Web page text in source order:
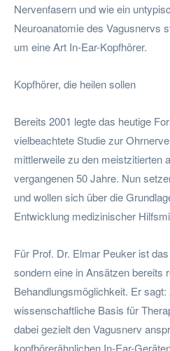
Nervenfasern und wie ein
Neuroanatomie des Vagusnervs
um eine Art In-Ear-Kopfhörer.
Kopfhörer, die heilen sollen
Bereits 2001 legte das heutige
vielbeachtete Studie zur
mittlerweile zu den meistzitierten
vergangenen 50 Jahre. Nun
und wollen sich über die
Entwicklung medizinischer
Für Prof. Dr. Elmar Peuker ist
sondern eine in Ansätzen bereits
Behandlungsmöglichkeit. Er sagt:
wissenschaftliche Basis für
dabei gezielt den Vagusnerv
kopfhörerähnlichen In-Ear-